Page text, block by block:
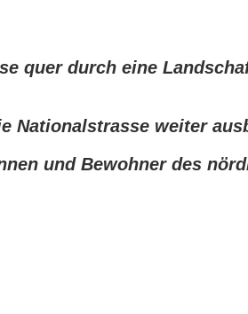
quer durch eine
Nationalstrasse weiter
und Bewohner des